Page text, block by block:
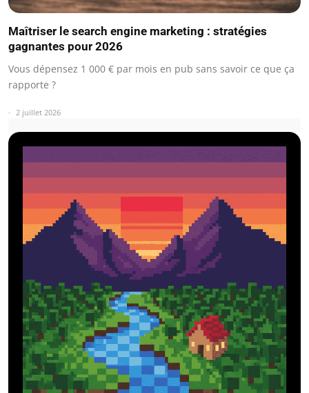
Maîtriser le search engine marketing : stratégies
gagnantes pour 2026
Vous dépensez 1 000 € par mois en pub sans savoir ce que ça
rapporte ?
2 juillet 2026